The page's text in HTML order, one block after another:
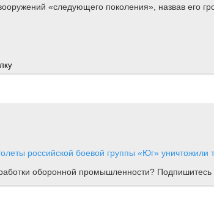
«следующего поколения», назвав его
российской боевой группы «Юг» уничтожили
оборонной промышленности?